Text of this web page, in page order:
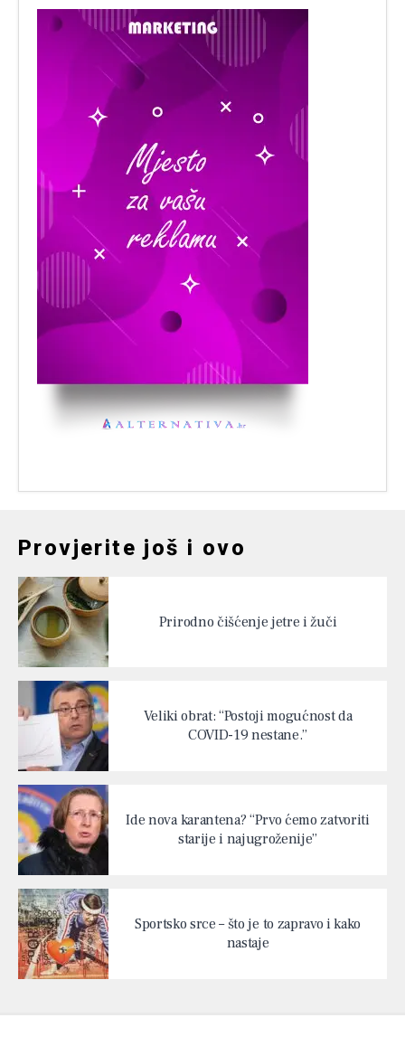
Provjerite još i ovo
Prirodno čišćenje jetre i žuči
Veliki obrat: “Postoji mogućnost da
COVID-19 nestane.”
Ide nova karantena? “Prvo ćemo zatvoriti
starije i najugroženije”
Sportsko srce – što je to zapravo i kako
nastaje